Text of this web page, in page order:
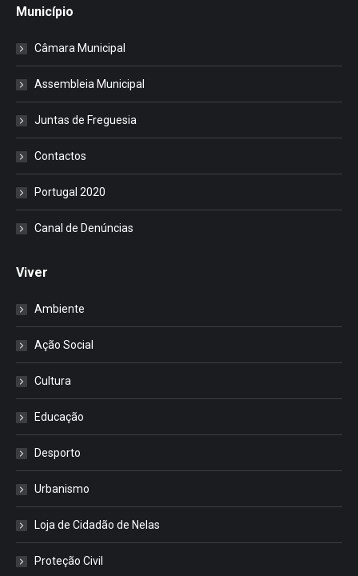
Município
Câmara Municipal
Assembleia Municipal
Juntas de Freguesia
Contactos
Portugal 2020
Canal de Denúncias
Viver
Ambiente
Ação Social
Cultura
Educação
Desporto
Urbanismo
Loja de Cidadão de Nelas
Proteção Civil